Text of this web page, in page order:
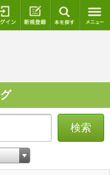
ログイン 新規登録
検索